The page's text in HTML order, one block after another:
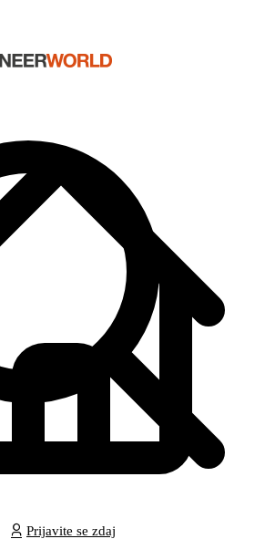
Prijavite se zdaj